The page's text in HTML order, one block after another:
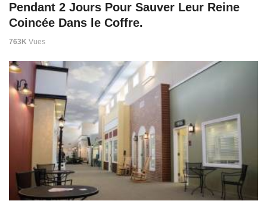
Pendant 2 Jours Pour Sauver Leur Reine
Coincée Dans le Coffre.
763K Vues